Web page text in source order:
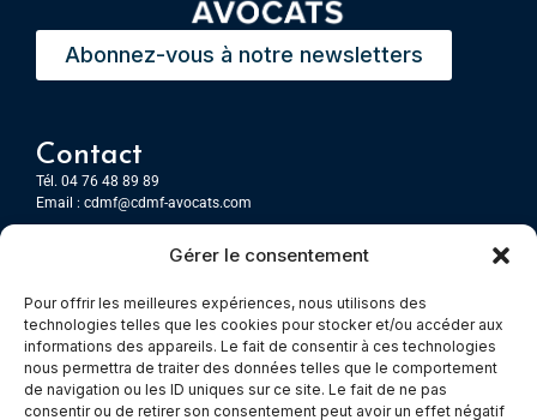
Gérer le consentement
Pour offrir les meilleures expériences, nous utilisons des
technologies telles que les cookies pour stocker et/ou accéder aux
informations des appareils. Le fait de consentir à ces technologies
nous permettra de traiter des données telles que le comportement
de navigation ou les ID uniques sur ce site. Le fait de ne pas
consentir ou de retirer son consentement peut avoir un effet négatif
Abonnez-vous à notre newsletters
Contact
Tél. 04 76 48 89 89
Email : cdmf@cdmf-avocats.com
7 Place Firmin Gautier
CS 80476
38016 GRENOBLE, Cedex 1
Chambery